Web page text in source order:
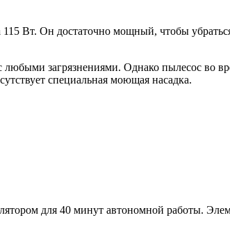
Вт. Он достаточно мощный, чтобы
любыми загрязнениями. Однако пылесос во
специальная моющая насадка.
для 40 минут автономной работы.